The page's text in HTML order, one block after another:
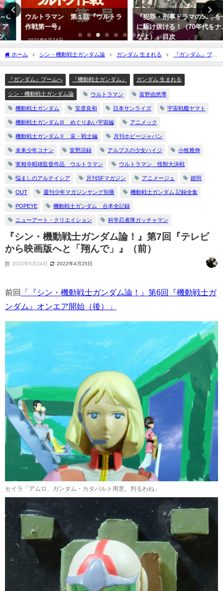
ウルトラマン 第１話『ウルトラ
作戦第一号』
2021年6月24日
『犯罪・刑事ドラマの50年を一気
に駆け抜ける！（70年代をナメる
なよ）』目次
ホーム シン・機動戦士ガンダム論 ガンダム 生まれる
『ガンダム』ブー
ムへ
『シン・機動戦士ガンダム論！』第7回『テレビから映画版へと「翔んで」』
『ガンダム』ブームへ
『機動戦士ガンダム』 ガンダム 生まれる
シン・機動戦士ガンダム論 ウルトラマン 富野由悠季
機動戦士ガンダム 安彦良和 日本サンライズ 宇宙戦艦ヤマト
機動戦士ガンダムⅢ めぐりあい宇宙編 アニメック
機動戦士ガンダムⅡ 哀・戦士編 月刊ホビージャパン
未来少年コナン 富野語録 アルプスの少女ハイジ 小牧雅伸
実相寺昭雄監督作品 ウルトラマン ウルトラマン 怪獣大決戦
悩ましのアルテイシア 月刊SFマガジン アニメージュ 鏡明
OUT 週刊少年マガジンヤング別冊 機動戦士ガンダム 記録全集
POPEYE 機動戦士ガンダム 台本全記録
ニューアート・クリエイション 科学忍者隊ガッチャマン
『シン・機動戦士ガンダム論！』第7回『テレビ
から映画版へと「翔んで」』（前）
2022年5月24日 2022年4月25日
前回
「『シン・機動戦士ガンダム論！』第6回『機動戦士ガ
ンダム』オンエア開始（後）」
セイラ「アムロ、ガンダム・カタパルト用意。判るわね」